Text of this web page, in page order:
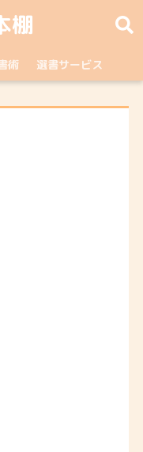
棚
術 選書サービス